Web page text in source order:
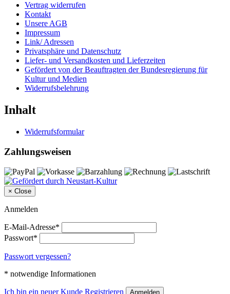
Vertrag widerrufen
Kontakt
Unsere AGB
Impressum
Link/ Adressen
Privatsphäre und Datenschutz
Liefer- und Versandkosten und Lieferzeiten
Gefördert von der Beauftragten der Bundesregierung für
Kultur und Medien
Widerrufsbelehrung
Inhalt
Widerrufsformular
Zahlungsweisen
× Close
Anmelden
E-Mail-Adresse*
Passwort*
Passwort vergessen?
* notwendige Informationen
Ich bin ein neuer Kunde Registrieren Anmelden